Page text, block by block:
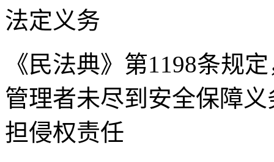
法定义务
《民法典》第1198条规
管理者未尽到安全保障
担侵权责任